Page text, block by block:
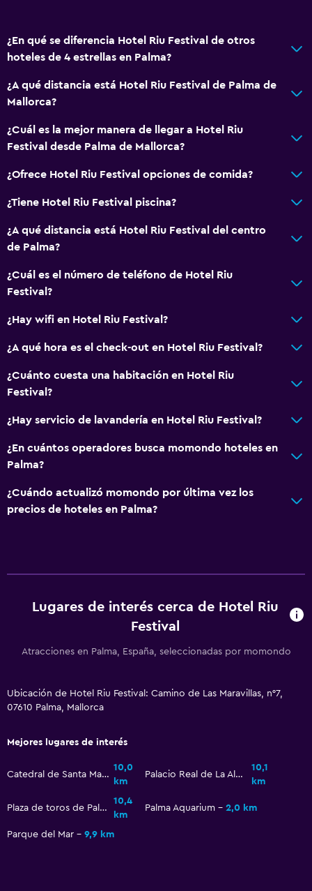
Teléfono
Espacio de almacenamiento
Servicios y facilidades
Renta de autos
Caja fuerte
Cambio de divisas
Aire libre
Terraza/patio
Sillas de playa
Terraza
Sistema de entretenimiento
TV por cable o vía satélite
TV
Comedor
Bar de tapas
Limpieza diaria
Accesibilidad y adecuación
Ascensor
Lavandería
¿En qué se diferencia Hotel Riu Festival de otros
hoteles de 4 estrellas en Palma?
¿A qué distancia está Hotel Riu Festival de Palma de
Mallorca?
¿Cuál es la mejor manera de llegar a Hotel Riu
Festival desde Palma de Mallorca?
¿Ofrece Hotel Riu Festival opciones de comida?
¿Tiene Hotel Riu Festival piscina?
¿A qué distancia está Hotel Riu Festival del centro
de Palma?
¿Cuál es el número de teléfono de Hotel Riu
Festival?
¿Hay wifi en Hotel Riu Festival?
¿A qué hora es el check-out en Hotel Riu Festival?
¿Cuánto cuesta una habitación en Hotel Riu
Festival?
¿Hay servicio de lavandería en Hotel Riu Festival?
¿En cuántos operadores busca momondo hoteles en
Palma?
¿Cuándo actualizó momondo por última vez los
precios de hoteles en Palma?
Lugares de interés cerca de Hotel Riu
Festival
Atracciones en Palma, España, seleccionadas por momondo
Ubicación de Hotel Riu Festival: Camino de Las Maravillas, n°7,
07610 Palma, Mallorca
Mejores lugares de interés
Catedral de Santa María de Palma de Mallorca
10,0
km
Palacio Real de La Almudaina
10,1
km
Plaza de toros de Palma de Mallorca
10,4
km
Palma Aquarium 2,0 km
Parque del Mar 9,9 km